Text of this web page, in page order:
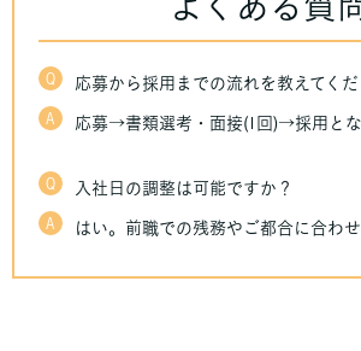
Q 応募から採用までの流れを教えてくだ
A 応募→書類選考・面接(1回)→採用とな
Q 入社日の調整は可能ですか？
A はい。前職での残務やご都合に合わせ